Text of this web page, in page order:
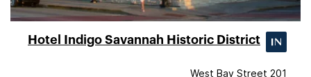
Hotel Indigo Savannah Historic District
201 West Bay Street